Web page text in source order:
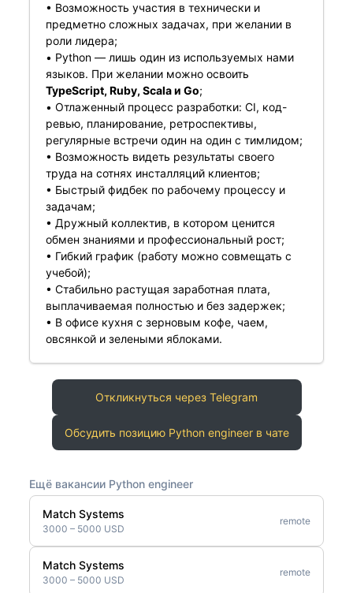
• Возможность участия в технически и
предметно сложных задачах, при желании в
роли лидера;
• Python — лишь один из используемых нами
языков. При желании можно освоить
TypeScript, Ruby, Scala и Go;
• Отлаженный процесс разработки: CI, код-
ревью, планирование, ретроспективы,
регулярные встречи один на один с тимлидом;
• Возможность видеть результаты своего
труда на сотнях инсталляций клиентов;
• Быстрый фидбек по рабочему процессу и
задачам;
• Дружный коллектив, в котором ценится
обмен знаниями и профессиональный рост;
• Гибкий график (работу можно совмещать с
учебой);
• Стабильно растущая заработная плата,
выплачиваемая полностью и без задержек;
• В офисе кухня с зерновым кофе, чаем,
овсянкой и зелеными яблоками.
Откликнуться через Telegram
Обсудить позицию Python engineer в чате
Ещё вакансии Python engineer
Match Systems
3000 – 5000 USD
remote
Match Systems
3000 – 5000 USD
remote